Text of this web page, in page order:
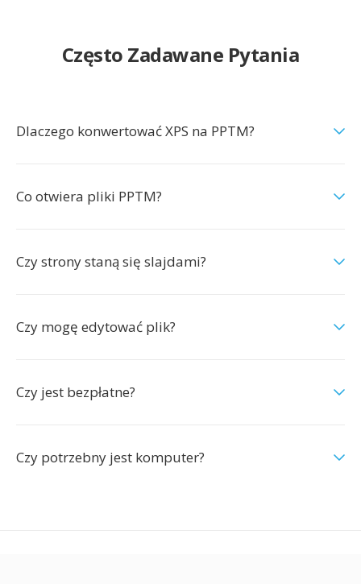
Często Zadawane Pytania
Dlaczego konwertować XPS na PPTM?
Co otwiera pliki PPTM?
Czy strony staną się slajdami?
Czy mogę edytować plik?
Czy jest bezpłatne?
Czy potrzebny jest komputer?